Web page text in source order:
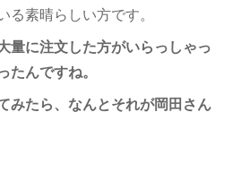
素晴らしい方です。
量に注文した方がいらっしゃっ
んですね。
みたら、なんとそれが岡田さん